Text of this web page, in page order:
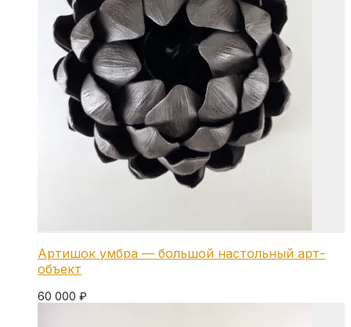
Артишок умбра — большой настольный арт-
объект
60 000 ₽